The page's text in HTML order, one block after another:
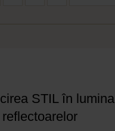
STIL în lumina
reflectoarelor